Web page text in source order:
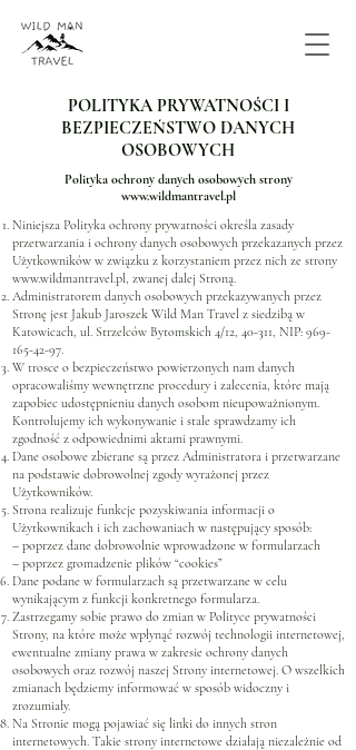
POLITYKA PRYWATNOŚCI I
BEZPIECZEŃSTWO DANYCH
OSOBOWYCH
Polityka ochrony danych osobowych strony
www.wildmantravel.pl
Niniejsza Polityka ochrony prywatności określa zasady
przetwarzania i ochrony danych osobowych przekazanych przez
Użytkowników w związku z korzystaniem przez nich ze strony
www.wildmantravel.pl, zwanej dalej Stroną.
Administratorem danych osobowych przekazywanych przez
Stronę jest Jakub Jaroszek Wild Man Travel z siedzibą w
Katowicach, ul. Strzelców Bytomskich 4/12, 40-311, NIP: 969-
165-42-97.
W trosce o bezpieczeństwo powierzonych nam danych
opracowaliśmy wewnętrzne procedury i zalecenia, które mają
zapobiec udostępnieniu danych osobom nieupoważnionym.
Kontrolujemy ich wykonywanie i stale sprawdzamy ich
zgodność z odpowiednimi aktami prawnymi.
Dane osobowe zbierane są przez Administratora i przetwarzane
na podstawie dobrowolnej zgody wyrażonej przez
Użytkowników.
Strona realizuje funkcje pozyskiwania informacji o
Użytkownikach i ich zachowaniach w następujący sposób:
– poprzez dane dobrowolnie wprowadzone w formularzach
– poprzez gromadzenie plików “cookies”
Dane podane w formularzach są przetwarzane w celu
wynikającym z funkcji konkretnego formularza.
Zastrzegamy sobie prawo do zmian w Polityce prywatności
Strony, na które może wpłynąć rozwój technologii internetowej,
ewentualne zmiany prawa w zakresie ochrony danych
osobowych oraz rozwój naszej Strony internetowej. O wszelkich
zmianach będziemy informować w sposób widoczny i
zrozumiały.
Na Stronie mogą pojawiać się linki do innych stron
internetowych. Takie strony internetowe działają niezależnie od